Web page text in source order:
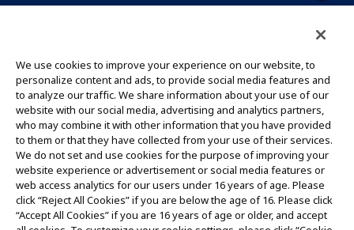
GLOBAL ENTRANCE
©Eiichiro Oda/Shueisha
©Eiichiro Oda/Shueisha, Toei Animation
ห้ามคัดลอกรูปภาพ,ข้อความและข้อมูลทั้งหมดในเว็บไซต์นี้โดยไม่ได้รับอนุญาต
โปรดทราบว่ารูปภาพในเว็บไซต์นี้อาจแตกต่างจากสินค้าจริงที่อยู่ระหว่างการพัฒนา
We use cookies to improve your experience on our website, to
personalize content and ads, to provide social media features and
to analyze our traffic. We share information about your use of our
website with our social media, advertising and analytics partners,
who may combine it with other information that you have provided
to them or that they have collected from your use of their services.
We do not set and use cookies for the purpose of improving your
website experience or advertisement or social media features or
web access analytics for our users under 16 years of age. Please
click “Reject All Cookies” if you are below the age of 16. Please click
“Accept All Cookies” if you are 16 years of age or older, and accept